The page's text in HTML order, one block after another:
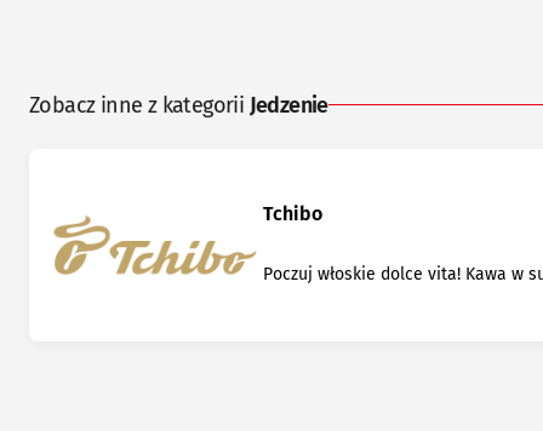
Zobacz inne z kategorii Jedzenie
Tchibo
Poczuj włoskie dolce vita! Kawa w